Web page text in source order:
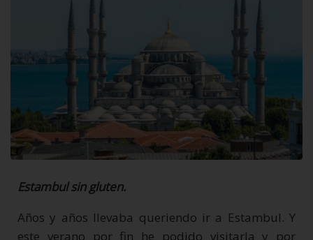
Estambul sin gluten.
Años y años llevaba queriendo ir a Estambul. Y
este verano por fin he podido visitarla y por